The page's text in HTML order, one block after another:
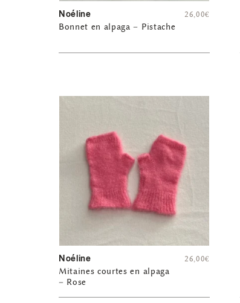
Noéline
Bonnet en alpaga – Pistache
26,00€
Noéline
Mitaines courtes en alpaga
– Rose
26,00€